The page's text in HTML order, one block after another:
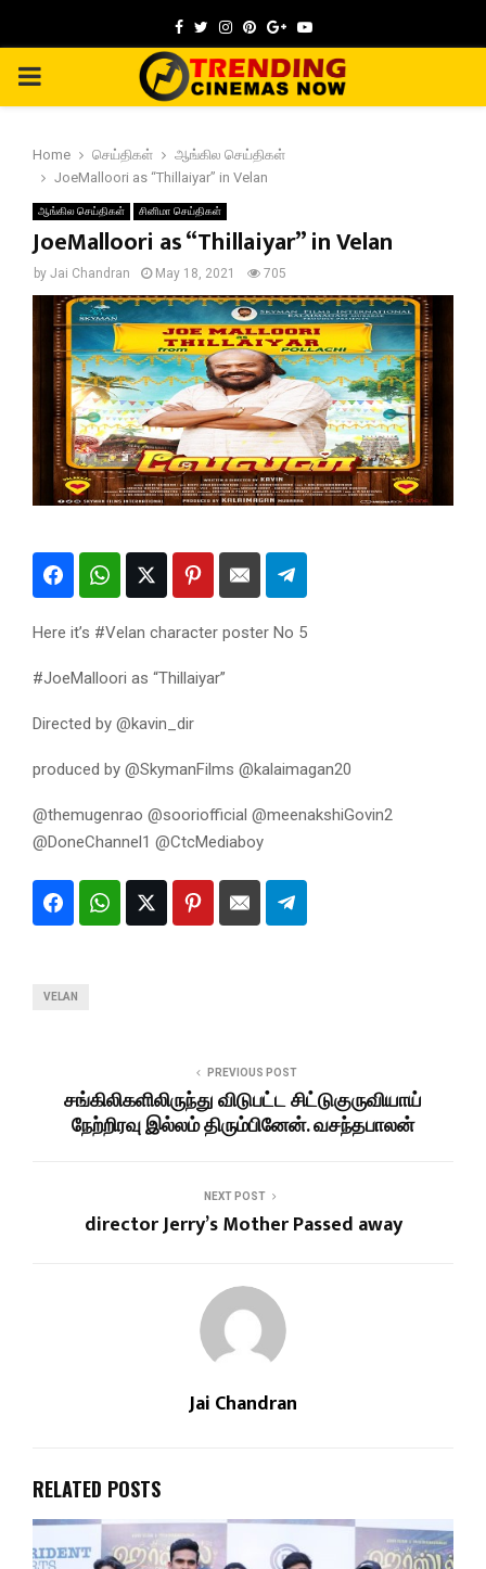
Facebook
TwitterInstagram
Pinterest
GoogleYoutube
PRIMARY
Home செய்திகள்
ஆங்கில செய்திகள்
JoeMalloori as “Thillaiyar” in Velan
ஆங்கில செய்திகள் சினிமா செய்திகள்
JoeMalloori as “Thillaiyar” in Velan
by Jai Chandran May 18, 2021 705
Here it’s #Velan character poster No 5
#JoeMalloori as “Thillaiyar”
Directed by @kavin_dir
produced by @SkymanFilms @kalaimagan20
@themugenrao @sooriofficial @meenakshiGovin2
@DoneChannel1 @CtcMediaboy
VELAN
PREVIOUS POST
சங்கிலிகளிலிருந்து விடுபட்ட சிட்டுகுருவியாய்
நேற்றிரவு இல்லம் திரும்பினேன். வசந்தபாலன்
NEXT POST
director Jerry’s Mother Passed away
Jai Chandran
RELATED POSTS